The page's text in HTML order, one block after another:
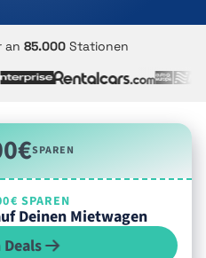
an 85.000 Stationen
SPAREN
SPAREN
Deinen Mietwagen